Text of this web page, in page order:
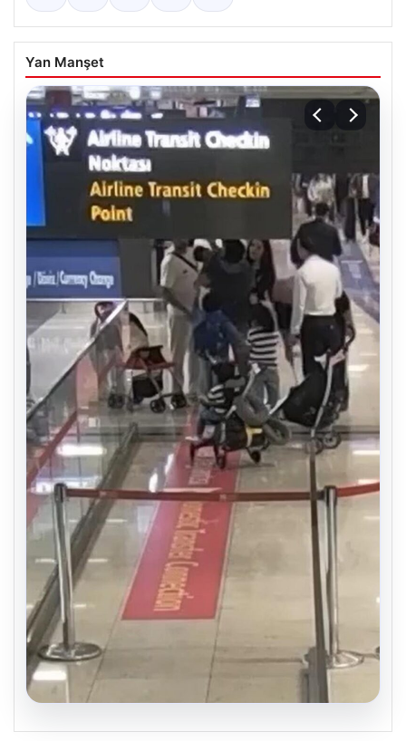
Yan Manşet